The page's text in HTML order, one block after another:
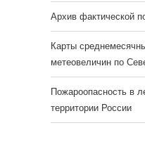
Архив фактической
Карты
метеовеличин по
Пожароопасность в
территории России